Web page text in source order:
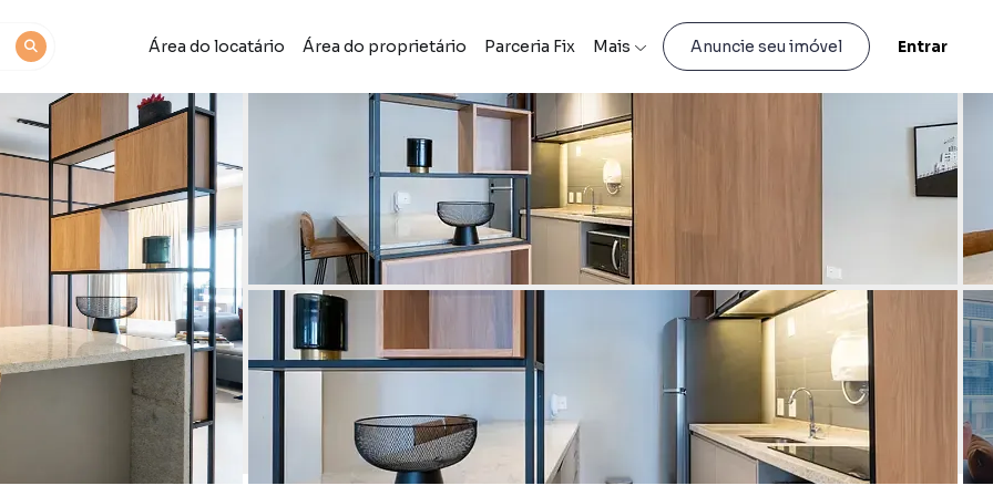
Área do locatário Área do proprietário Parceria Fix Mais Anuncie seu imóvel Entrar